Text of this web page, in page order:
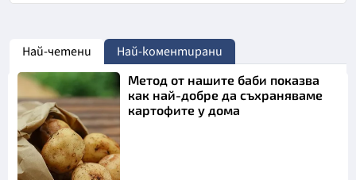
Най-четени Най-коментирани
Метод от нашите баби показва
как най-добре да съхраняваме
картофите у дома